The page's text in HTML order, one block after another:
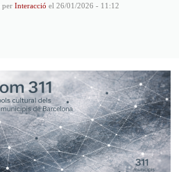
per Interacció el 26/01/2026 - 11:12